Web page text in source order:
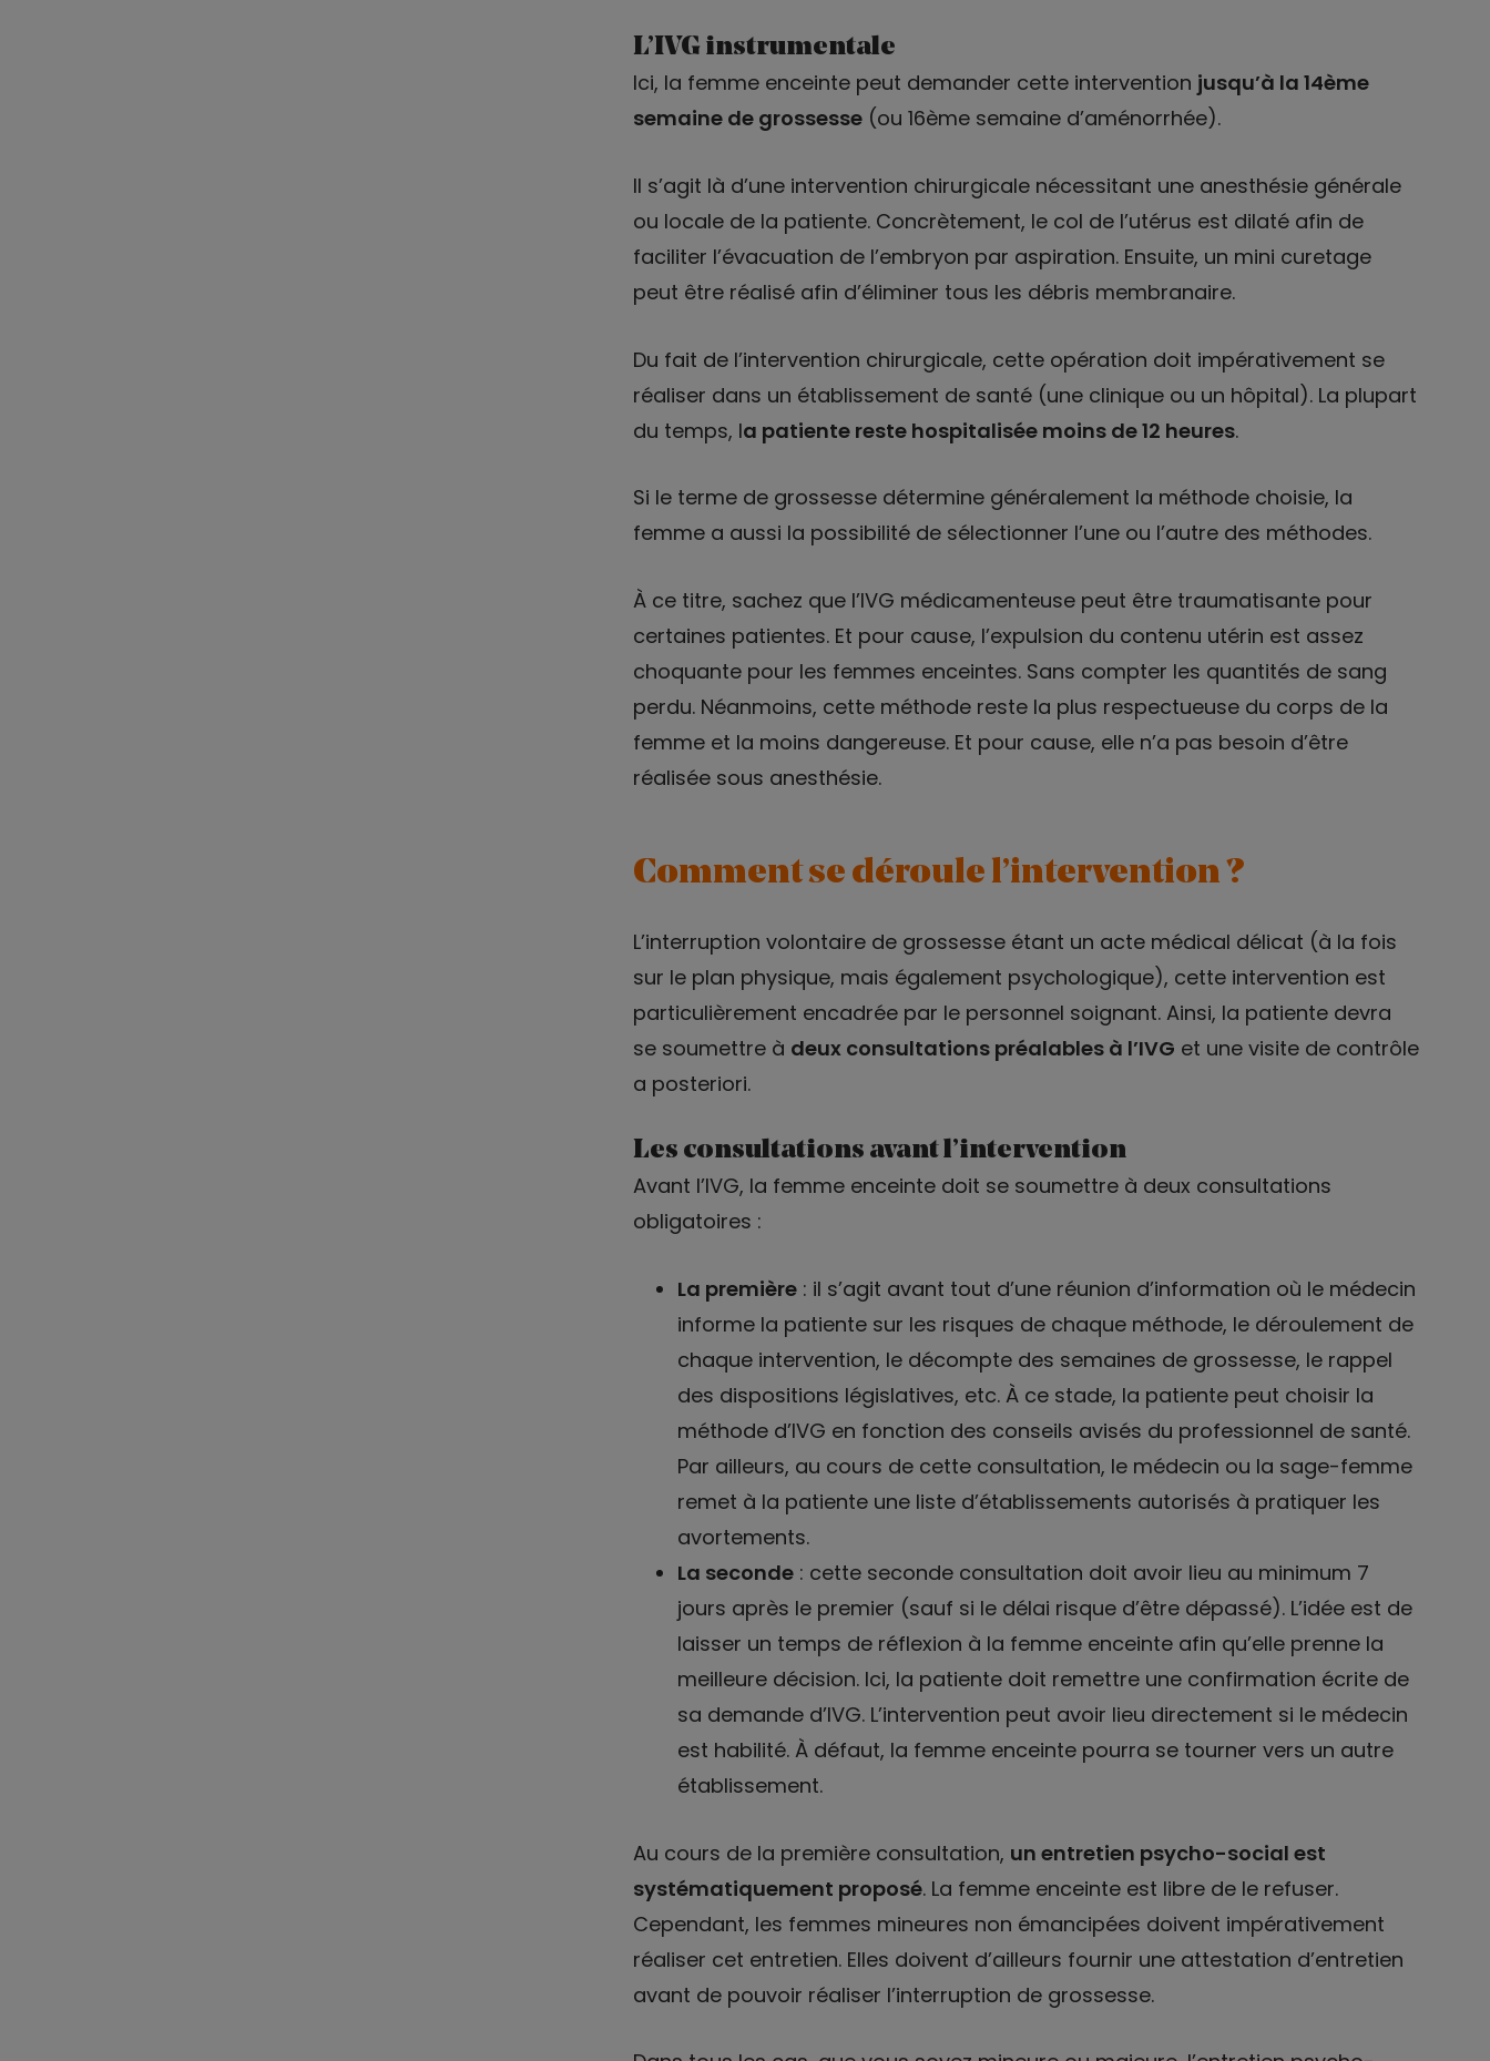
L’IVG instrumentale
Ici, la femme enceinte peut demander cette intervention jusqu’à la 14ème
semaine de grossesse(ou 16ème semaine d’aménorrhée).
Il s’agit là d’une intervention chirurgicale nécessitant une anesthésie générale
ou locale de la patiente. Concrètement, le col de l’utérus est dilaté afin de
faciliter l’évacuation de l’embryon par aspiration. Ensuite, un mini curetage
peut être réalisé afin d’éliminer tous les débris membranaire.
Du fait de l’intervention chirurgicale, cette opération doit impérativement se
réaliser dans un établissement de santé (une clinique ou un hôpital). La plupart
du temps, la patiente reste hospitalisée moins de 12 heures.
Si le terme de grossesse détermine généralement la méthode choisie, la
femme a aussi la possibilité de sélectionner l’une ou l’autre des méthodes.
À ce titre, sachez que l’IVG médicamenteuse peut être traumatisante pour
certaines patientes. Et pour cause, l’expulsion du contenu utérin est assez
choquante pour les femmes enceintes. Sans compter les quantités de sang
perdu. Néanmoins, cette méthode reste la plus respectueuse du corps de la
femme et la moins dangereuse. Et pour cause, elle n’a pas besoin d’être
réalisée sous anesthésie.
Comment se déroule l’intervention ?
L’interruption volontaire de grossesse étant un acte médical délicat (à la fois
sur le plan physique, mais également psychologique), cette intervention est
particulièrement encadrée par le personnel soignant. Ainsi, la patiente devra
se soumettre à deux consultations préalables à l’IVG et une visite de contrôle
a posteriori.
Les consultations avant l’intervention
Avant l’IVG, la femme enceinte doit se soumettre à deux consultations
obligatoires :
La première: il s’agit avant tout d’une réunion d’information où le médecin
informe la patiente sur les risques de chaque méthode, le déroulement de
chaque intervention, le décompte des semaines de grossesse, le rappel
des dispositions législatives, etc. À ce stade, la patiente peut choisir la
méthode d’IVG en fonction des conseils avisés du professionnel de santé.
Par ailleurs, au cours de cette consultation, le médecin ou la sage-femme
remet à la patiente une liste d’établissements autorisés à pratiquer les
avortements.
La seconde: cette seconde consultation doit avoir lieu au minimum 7
jours après le premier (sauf si le délai risque d’être dépassé). L’idée est de
laisser un temps de réflexion à la femme enceinte afin qu’elle prenne la
meilleure décision. Ici, la patiente doit remettre une confirmation écrite de
sa demande d’IVG. L’intervention peut avoir lieu directement si le médecin
est habilité. À défaut, la femme enceinte pourra se tourner vers un autre
établissement.
Au cours de la première consultation, un entretien psycho-social est
systématiquement proposé. La femme enceinte est libre de le refuser.
Cependant, les femmes mineures non émancipées doivent impérativement
réaliser cet entretien. Elles doivent d’ailleurs fournir une attestation d’entretien
avant de pouvoir réaliser l’interruption de grossesse.